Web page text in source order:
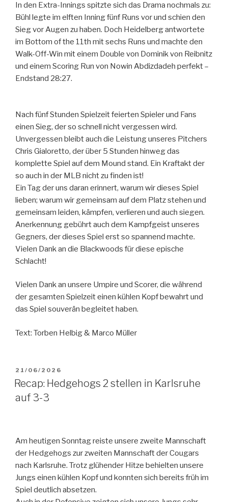
In den Extra-Innings spitzte sich das Drama nochmals zu:
Bühl legte im elften Inning fünf Runs vor und schien den
Sieg vor Augen zu haben. Doch Heidelberg antwortete
im Bottom of the 11th mit sechs Runs und machte den
Walk-Off-Win mit einem Double von Dominik von Reibnitz
und einem Scoring Run von Nowin Abdizdadeh perfekt –
Endstand 28:27.
Nach fünf Stunden Spielzeit feierten Spieler und Fans
einen Sieg, der so schnell nicht vergessen wird.
Unvergessen bleibt auch die Leistung unseres Pitchers
Chris Gialoretto, der über 5 Stunden hinweg das
komplette Spiel auf dem Mound stand. Ein Kraftakt der
so auch in der MLB nicht zu finden ist!
Ein Tag der uns daran erinnert, warum wir dieses Spiel
lieben; warum wir gemeinsam auf dem Platz stehen und
gemeinsam leiden, kämpfen, verlieren und auch siegen.
Anerkennung gebührt auch dem Kampfgeist unseres
Gegners, der dieses Spiel erst so spannend machte.
Vielen Dank an die Blackwoods für diese epische
Schlacht!
Vielen Dank an unsere Umpire und Scorer, die während
der gesamten Spielzeit einen kühlen Kopf bewahrt und
das Spiel souverän begleitet haben.
Text: Torben Helbig & Marco Müller
VERÖFFENTLICHT
AM
21/06/2026
Recap: Hedgehogs 2 stellen in Karlsruhe
auf 3-3
Am heutigen Sonntag reiste unsere zweite Mannschaft
der Hedgehogs zur zweiten Mannschaft der Cougars
nach Karlsruhe. Trotz glühender Hitze behielten unsere
Jungs einen kühlen Kopf und konnten sich bereits früh im
Spiel deutlich absetzen.